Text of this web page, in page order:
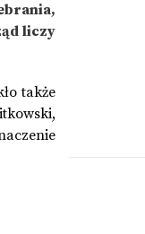
liczy
także